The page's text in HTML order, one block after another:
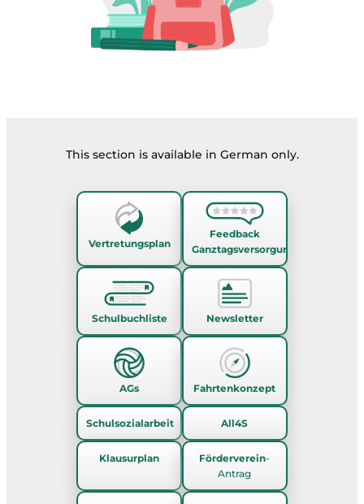
This section is available in German only.
Vertretungsplan
Feedback
Ganztagsversorgung
Schulbuchliste Newsletter
AGs Fahrtenkonzept
Schulsozialarbeit All4S
Klausurplan Förderverein-
Antrag